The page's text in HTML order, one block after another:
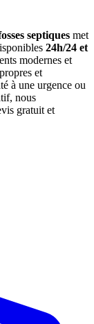
septiques met
24h/24 et
modernes et
et
à une urgence ou
nous
gratuit et